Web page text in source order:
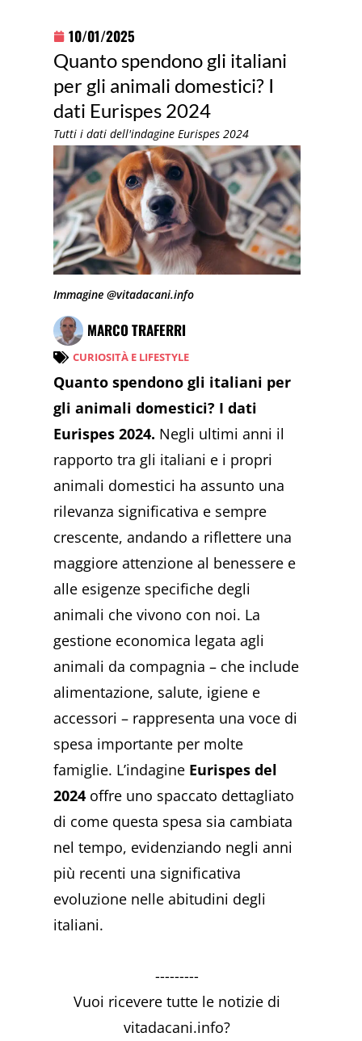
10/01/2025
Quanto spendono gli italiani
per gli animali domestici? I
dati Eurispes 2024
Tutti i dati dell'indagine Eurispes 2024
Immagine @vitadacani.info
MARCO TRAFERRI
CURIOSITÀ E LIFESTYLE
Quanto spendono gli italiani per
gli animali domestici? I dati
Eurispes 2024. Negli ultimi anni il
rapporto tra gli italiani e i propri
animali domestici ha assunto una
rilevanza significativa e sempre
crescente, andando a riflettere una
maggiore attenzione al benessere e
alle esigenze specifiche degli
animali che vivono con noi. La
gestione economica legata agli
animali da compagnia – che include
alimentazione, salute, igiene e
accessori – rappresenta una voce di
spesa importante per molte
famiglie. L’indagine Eurispes del
2024 offre uno spaccato dettagliato
di come questa spesa sia cambiata
nel tempo, evidenziando negli anni
più recenti una significativa
evoluzione nelle abitudini degli
italiani.
---------
Vuoi ricevere tutte le notizie di
vitadacani.info?